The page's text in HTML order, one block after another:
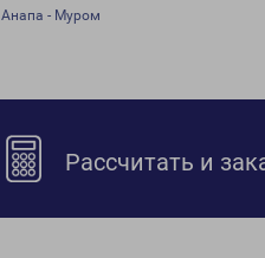
Анапа - Муром
Рассчитать и